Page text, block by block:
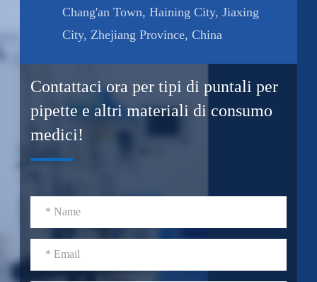
Chang'an Town, Haining City, Jiaxing
City, Zhejiang Province, China
Contattaci ora per tipi di puntali per
pipette e altri materiali di consumo
medici!